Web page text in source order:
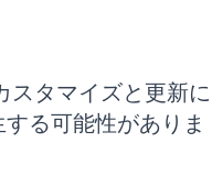
タマイズと更新に
る可能性がありま